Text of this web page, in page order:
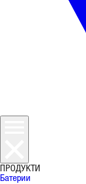
ПРОДУКТИ
Батерии